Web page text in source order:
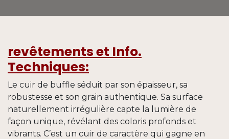
revêtements et Info.
Techniques:
Le cuir de buffle séduit par son épaisseur, sa
robustesse et son grain authentique. Sa surface
naturellement irrégulière capte la lumière de
façon unique, révélant des coloris profonds et
vibrants. C’est un cuir de caractère qui gagne en